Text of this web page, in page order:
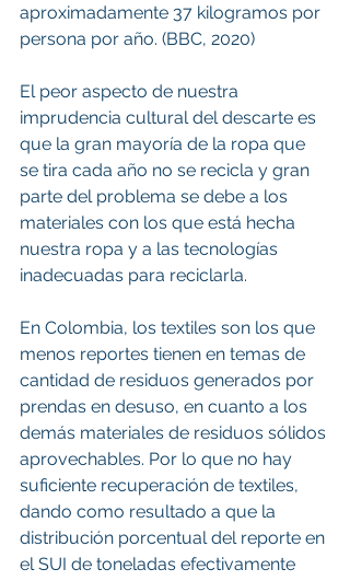
aproximadamente 37 kilogramos por
persona por año. (BBC, 2020)
El peor aspecto de nuestra
imprudencia cultural del descarte es
que la gran mayoría de la ropa que
se tira cada año no se recicla y gran
parte del problema se debe a los
materiales con los que está hecha
nuestra ropa y a las tecnologías
inadecuadas para reciclarla.
En Colombia, los textiles son los que
menos reportes tienen en temas de
cantidad de residuos generados por
prendas en desuso, en cuanto a los
demás materiales de residuos sólidos
aprovechables. Por lo que no hay
suficiente recuperación de textiles,
dando como resultado a que la
distribución porcentual del reporte en
el SUI de toneladas efectivamente